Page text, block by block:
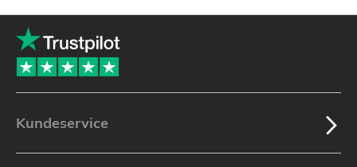
Kundeservice